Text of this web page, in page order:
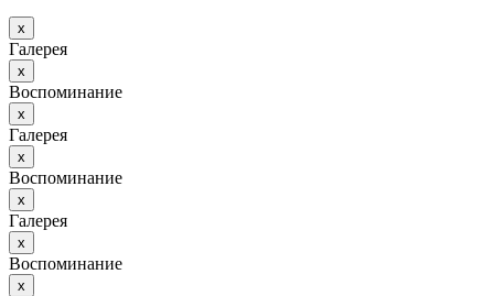
х
Галерея
х
Воспоминание
х
Галерея
х
Воспоминание
х
Галерея
х
Воспоминание
х